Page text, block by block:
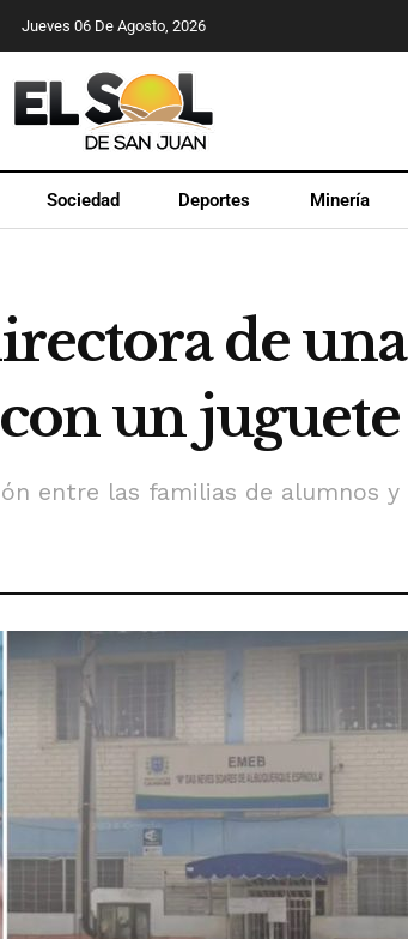
Jueves 06 De Agosto, 2026
Sociedad Deportes Minería
de
un
entre las familias de alumnos